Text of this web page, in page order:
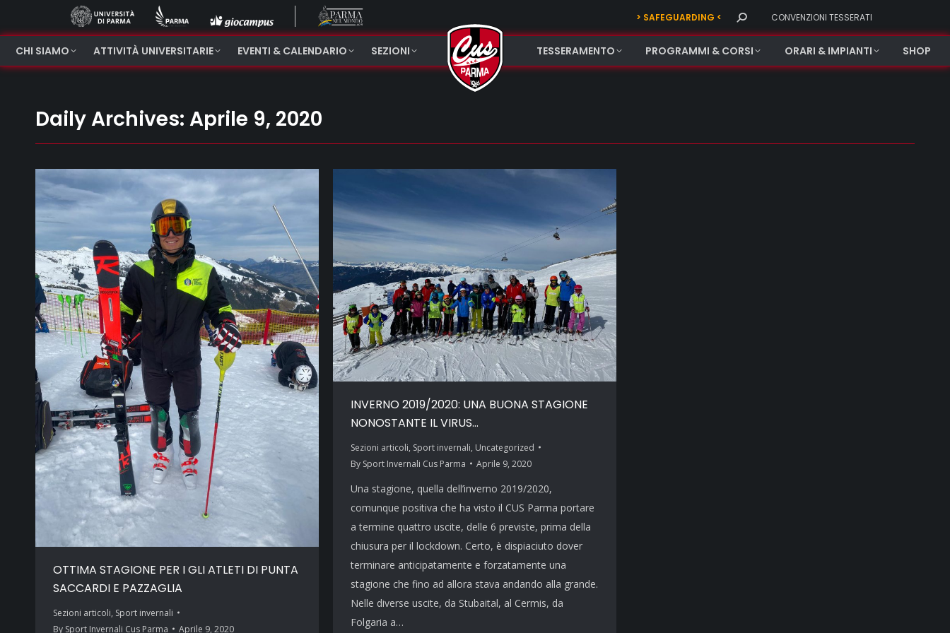
> SAFEGUARDING < Search: CONVENZIONI TESSERATI
CHI SIAMO ATTIVITÀ UNIVERSITARIE EVENTI & CALENDARIO SEZIONI TESSERAMENTO PROGRAMMI & CORSI ORARI & IMPIANTI SHOP
Daily Archives: Aprile 9, 2020
OTTIMA STAGIONE PER I GLI ATLETI DI PUNTA
SACCARDI E PAZZAGLIA
Sezioni articoli, Sport invernali
By Sport Invernali Cus Parma Aprile 9, 2020
INVERNO 2019/2020: UNA BUONA STAGIONE
NONOSTANTE IL VIRUS…
Sezioni articoli, Sport invernali, Uncategorized
By Sport Invernali Cus Parma Aprile 9, 2020
Una stagione, quella dell’inverno 2019/2020,
comunque positiva che ha visto il CUS Parma portare
a termine quattro uscite, delle 6 previste, prima della
chiusura per il lockdown. Certo, è dispiaciuto dover
terminare anticipatamente e forzatamente una
stagione che fino ad allora stava andando alla grande.
Nelle diverse uscite, da Stubaital, al Cermis, da
Folgaria a…